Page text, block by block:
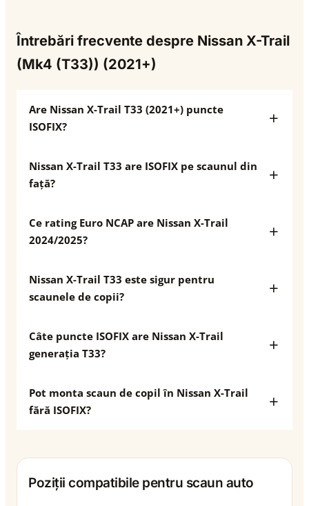
Întrebări frecvente despre Nissan X-Trail
(Mk4 (T33)) (2021+)
Are Nissan X-Trail T33 (2021+) puncte
ISOFIX?
Nissan X-Trail T33 are ISOFIX pe scaunul din
față?
Ce rating Euro NCAP are Nissan X-Trail
2024/2025?
Nissan X-Trail T33 este sigur pentru
scaunele de copii?
Câte puncte ISOFIX are Nissan X-Trail
generația T33?
Pot monta scaun de copil în Nissan X-Trail
fără ISOFIX?
Poziții compatibile pentru scaun auto